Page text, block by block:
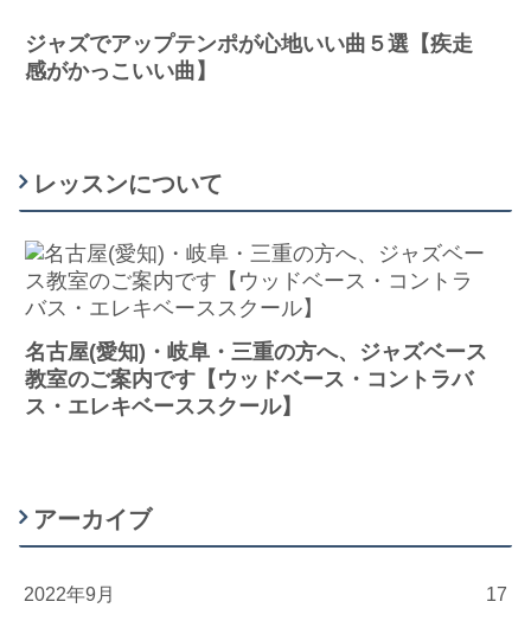
ジャズでアップテンポが心地いい曲５選【疾走
感がかっこいい曲】
レッスンについて
名古屋(愛知)・岐阜・三重の方へ、ジャズベース
教室のご案内です【ウッドベース・コントラバ
ス・エレキベーススクール】
アーカイブ
2022年9月 17